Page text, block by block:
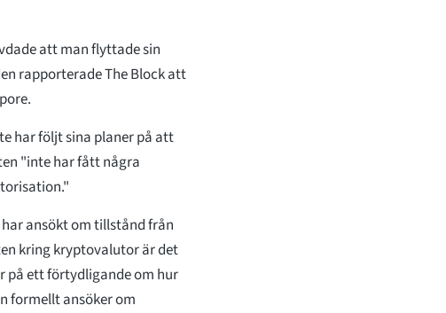
att man flyttade sin
rapporterade The Block att
har följt sina planer på att
"inte har fått några
ansökt om tillstånd från
kring kryptovalutor är det
på ett förtydligande om hur
formellt ansöker om